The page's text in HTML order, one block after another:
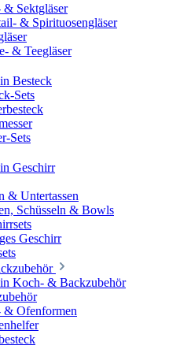
& Sektgläser
& Spirituosengläser
& Teegläser
Besteck
Sets
Sets
Geschirr
& Untertassen
Schüsseln & Bowls
Geschirr
Koch- & Backzubehör
& Ofenformen